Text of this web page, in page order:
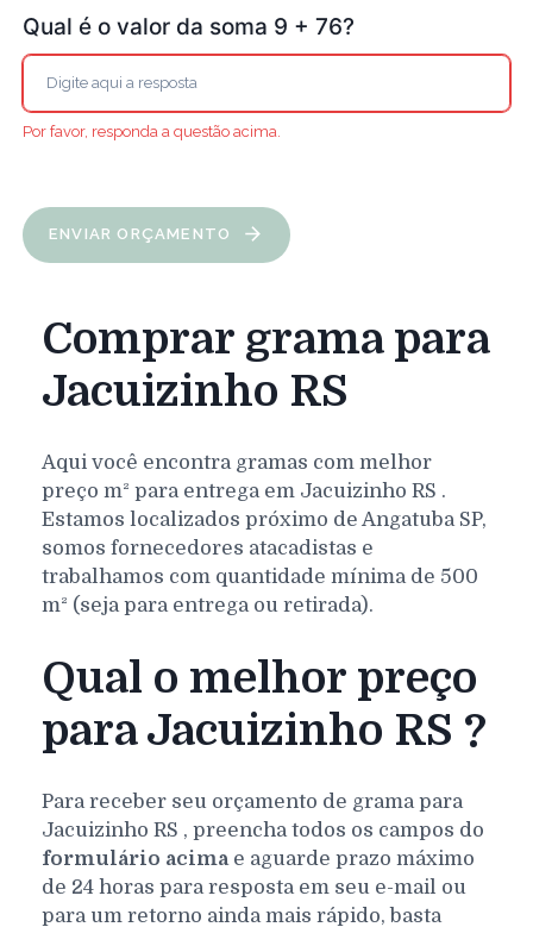
Qual é o valor da soma 9 + 76?
Por favor, responda a questão acima.
ENVIAR ORÇAMENTO
Comprar grama para
Jacuizinho RS
Aqui você encontra gramas com melhor
preço m² para entrega em Jacuizinho RS .
Estamos localizados próximo de Angatuba SP,
somos fornecedores atacadistas e
trabalhamos com quantidade mínima de 500
m² (seja para entrega ou retirada).
Qual o melhor preço
para Jacuizinho RS ?
Para receber seu orçamento de grama para
Jacuizinho RS , preencha todos os campos do
formulário acima e aguarde prazo máximo
de 24 horas para resposta em seu e-mail ou
para um retorno ainda mais rápido, basta